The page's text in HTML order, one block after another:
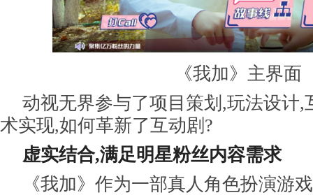
《我加》主界面
动视无界参与了项目策划,玩法设计,
术实现,如何革新了互动剧?
虚实结合,满足明星粉丝内容需求
《我加》作为一部真人角色扮演游